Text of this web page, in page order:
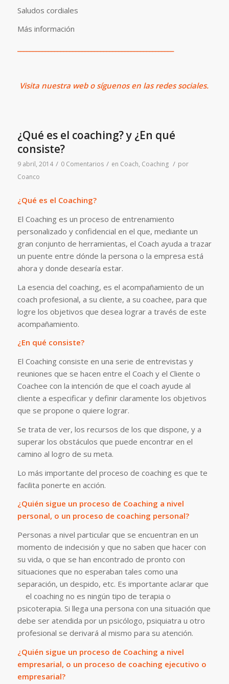
Saludos cordiales
Más información
Visitanuestra web o síguenos en las redes sociales.
¿Qué es el coaching? y ¿En qué
consiste?
9 abril, 2014 / 0 Comentarios / en Coach, Coaching / por
Coanco
¿Qué es el Coaching?
El Coaching es un proceso de entrenamiento
personalizado y confidencial en el que, mediante un
gran conjunto de herramientas, el Coach ayuda a trazar
un puente entre dónde la persona o la empresa está
ahora y donde desearía estar.
La esencia del coaching, es el acompañamiento de un
coach profesional, a su cliente, a su coachee, para que
logre los objetivos que desea lograr a través de este
acompañamiento.
¿En qué consiste?
El Coaching consiste en una serie de entrevistas y
reuniones que se hacen entre el Coach y el Cliente o
Coachee con la intención de que el coach ayude al
cliente a especificar y definir claramente los objetivos
que se propone o quiere lograr.
Se trata de ver, los recursos de los que dispone, y a
superar los obstáculos que puede encontrar en el
camino al logro de su meta.
Lo más importante del proceso de coaching es que te
facilita ponerte en acción.
¿Quién sigue un proceso de Coaching a nivel
personal, o un proceso de coaching personal?
Personas a nivel particular que se encuentran en un
momento de indecisión y que no saben que hacer con
su vida, o que se han encontrado de pronto con
situaciones que no esperaban tales como una
separación, un despido, etc. Es importante aclarar que
el coaching no es ningún tipo de terapia o
psicoterapia. Si llega una persona con una situación que
debe ser atendida por un psicólogo, psiquiatra u otro
profesional se derivará al mismo para su atención.
¿Quién sigue un proceso de Coaching a nivel
empresarial, o un proceso de coaching ejecutivo o
empresarial?